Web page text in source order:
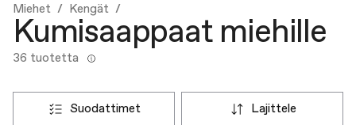
Miehet Kengät
Kumisaappaat miehille
36 tuotetta
suodattimet lajittele